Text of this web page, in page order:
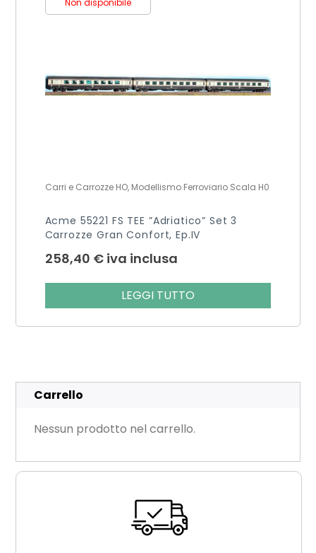
Non disponibile
Carri e Carrozze HO, Modellismo Ferroviario Scala H0
Acme 55221 FS TEE ”Adriatico” Set 3
Carrozze Gran Confort, Ep.IV
258,40 € iva inclusa
LEGGI TUTTO
Carrello
Nessun prodotto nel carrello.